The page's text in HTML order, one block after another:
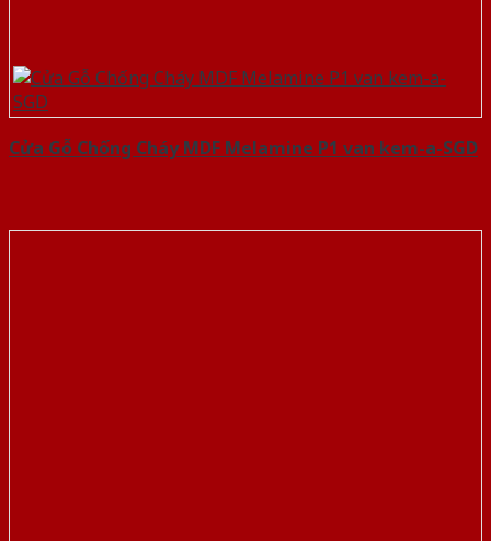
Cửa Gỗ Chống Cháy MDF Melamine P1 van kem-a-SGD